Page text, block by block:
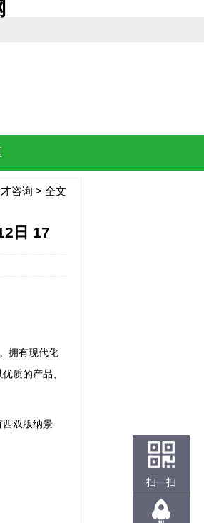
才咨询 > 全文
日 17
拥有现代化
质的产品、
西双版纳景
扫一扫